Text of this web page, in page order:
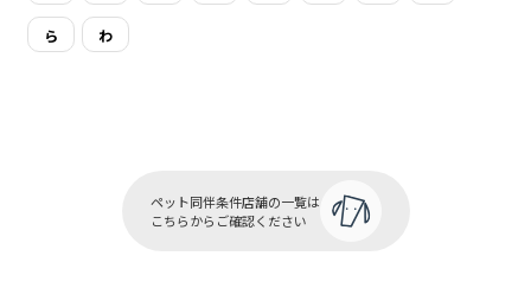
ら わ
ペット同伴条件店舗の一覧は
こちらからご確認ください